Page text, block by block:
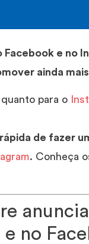
e no
ainda
para o
de fazer
. Conheça
no